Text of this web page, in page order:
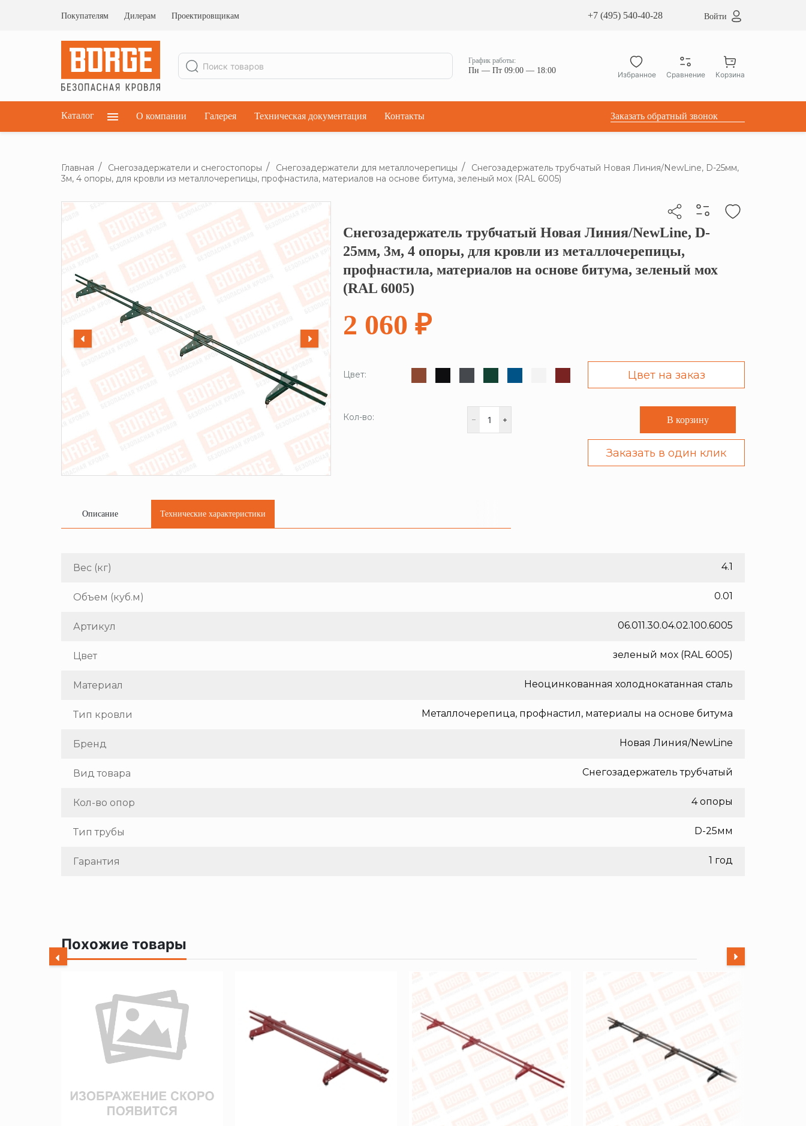
Покупателям Дилерам Проектировщикам +7 (495) 540-40-28 Войти
График работы:
Пн — Пт 09:00 — 18:00 Избранное Сравнение Корзина
Каталог
Ограждения парапетные
Чердачные лестницы ATICCO
О компании Галерея Техническая документация Контакты Заказать обратный звонок
Главная Снегозадержатели и снегостопоры Снегозадержатели для металлочерепицы
Снегозадержатель трубчатый Новая Линия/NewLine, D-25мм,
3м, 4 опоры, для кровли из металлочерепицы, профнастила, материалов на основе битума, зеленый мох (RAL 6005)
Кликните, чтобы скопировать прямую ссылку
Снегозадержатель трубчатый Новая Линия/NewLine, D-
25мм, 3м, 4 опоры, для кровли из металлочерепицы,
профнастила, материалов на основе битума, зеленый мох
(RAL 6005)
2 060 ₽
Цвет: Цвет на заказ
Кол-во: В корзину
Заказать в один клик
Описание Технические характеристики
Вес (кг) 4.1
Объем (куб.м) 0.01
Артикул 06.011.30.04.02.100.6005
Цвет зеленый мох (RAL 6005)
Материал Неоцинкованная холоднокатанная сталь
Тип кровли Металлочерепица, профнастил, материалы на основе битума
Бренд Новая Линия/NewLine
Вид товара Снегозадержатель трубчатый
Кол-во опор 4 опоры
Тип трубы D-25мм
Гарантия 1 год
Похожие товары